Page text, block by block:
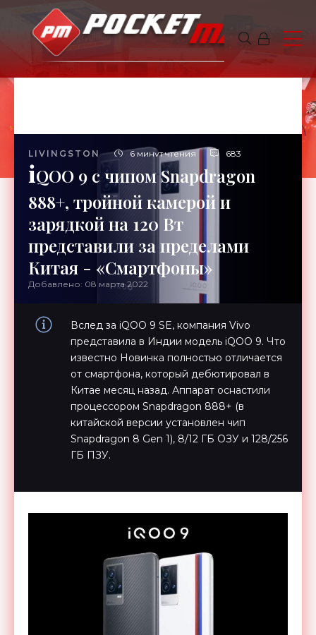
LIVINGSTON 6 минут чтения 683
iQOO 9 с чипом Snapdragon
888+, тройной камерой и
зарядкой на 120 Вт
представили за пределами
Китая - «Смартфоны»
Добавлено: 08 марта 2022
Вслед за iQOO 9 SE, компания Vivo
представила в Индии модель iQOO 9. Что
известно Новинка полностью отличается
от смартфона, который дебютировал в
Китае месяц назад. Аппарат оснастили
процессором Snapdragon 888+ (в
китайской версии установлен чип
Snapdragon 8 Gen 1), 8/12 ГБ ОЗУ и 128/256
ГБ ПЗУ.